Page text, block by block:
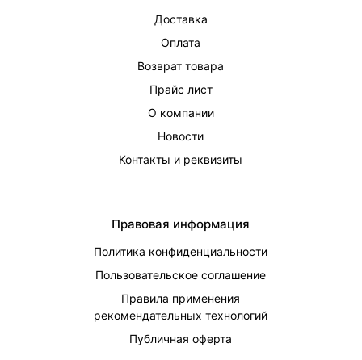
Доставка
Оплата
Возврат товара
Прайс лист
О компании
Новости
Контакты и реквизиты
Правовая информация
Политика конфиденциальности
Пользовательское соглашение
Правила применения
рекомендательных технологий
Публичная оферта